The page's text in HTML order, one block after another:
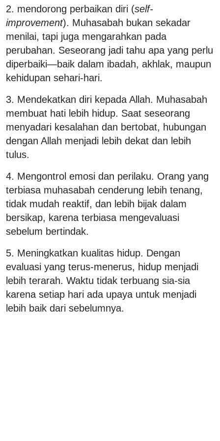
2. mendorong perbaikan diri (self-
improvement). Muhasabah bukan sekadar
menilai, tapi juga mengarahkan pada
perubahan. Seseorang jadi tahu apa yang perlu
diperbaiki—baik dalam ibadah, akhlak, maupun
kehidupan sehari-hari.
3. Mendekatkan diri kepada Allah. Muhasabah
membuat hati lebih hidup. Saat seseorang
menyadari kesalahan dan bertobat, hubungan
dengan Allah menjadi lebih dekat dan lebih
tulus.
4. Mengontrol emosi dan perilaku. Orang yang
terbiasa muhasabah cenderung lebih tenang,
tidak mudah reaktif, dan lebih bijak dalam
bersikap, karena terbiasa mengevaluasi
sebelum bertindak.
5. Meningkatkan kualitas hidup. Dengan
evaluasi yang terus-menerus, hidup menjadi
lebih terarah. Waktu tidak terbuang sia-sia
karena setiap hari ada upaya untuk menjadi
lebih baik dari sebelumnya.